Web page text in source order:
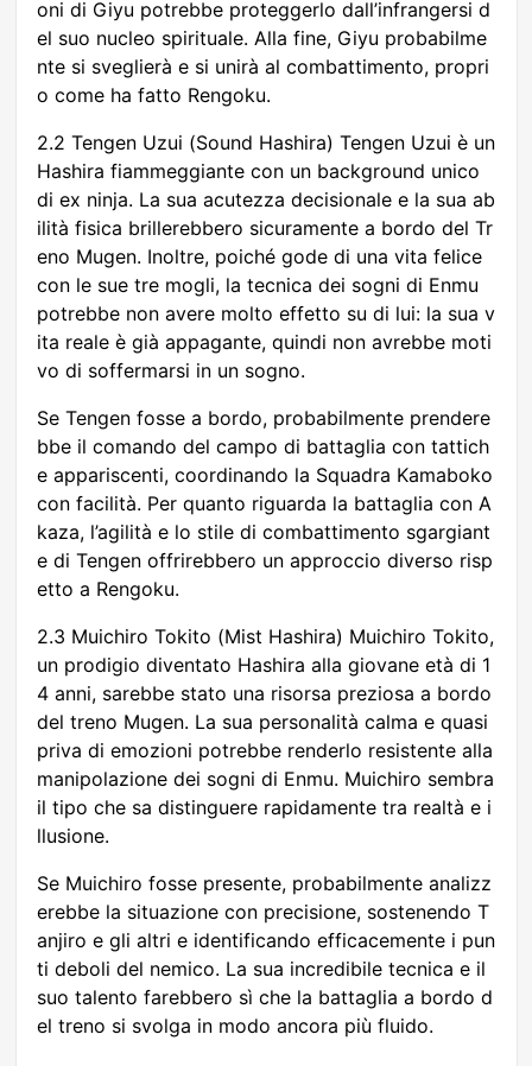
oni di Giyu potrebbe proteggerlo dall’infrangersi d
el suo nucleo spirituale. Alla fine, Giyu probabilme
nte si sveglierà e si unirà al combattimento, propri
o come ha fatto Rengoku.
2.2 Tengen Uzui (Sound Hashira) Tengen Uzui è un
Hashira fiammeggiante con un background unico
di ex ninja. La sua acutezza decisionale e la sua ab
ilità fisica brillerebbero sicuramente a bordo del Tr
eno Mugen. Inoltre, poiché gode di una vita felice
con le sue tre mogli, la tecnica dei sogni di Enmu
potrebbe non avere molto effetto su di lui: la sua v
ita reale è già appagante, quindi non avrebbe moti
vo di soffermarsi in un sogno.
Se Tengen fosse a bordo, probabilmente prendere
bbe il comando del campo di battaglia con tattich
e appariscenti, coordinando la Squadra Kamaboko
con facilità. Per quanto riguarda la battaglia con A
kaza, l’agilità e lo stile di combattimento sgargiant
e di Tengen offrirebbero un approccio diverso risp
etto a Rengoku.
2.3 Muichiro Tokito (Mist Hashira) Muichiro Tokito,
un prodigio diventato Hashira alla giovane età di 1
4 anni, sarebbe stato una risorsa preziosa a bordo
del treno Mugen. La sua personalità calma e quasi
priva di emozioni potrebbe renderlo resistente alla
manipolazione dei sogni di Enmu. Muichiro sembra
il tipo che sa distinguere rapidamente tra realtà e i
llusione.
Se Muichiro fosse presente, probabilmente analizz
erebbe la situazione con precisione, sostenendo T
anjiro e gli altri e identificando efficacemente i pun
ti deboli del nemico. La sua incredibile tecnica e il
suo talento farebbero sì che la battaglia a bordo d
el treno si svolga in modo ancora più fluido.